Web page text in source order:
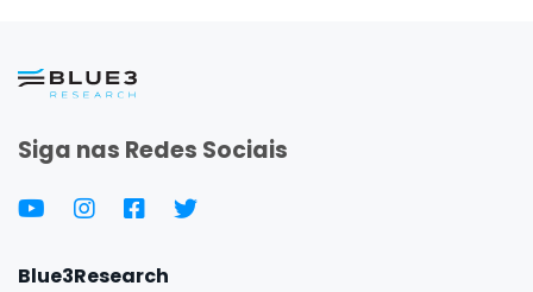
Siga nas Redes Sociais
Blue3Research